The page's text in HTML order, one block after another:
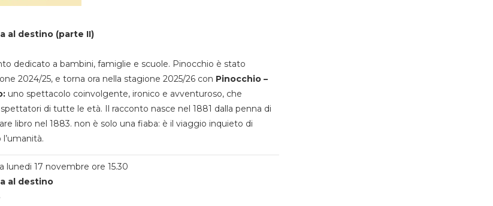
al destino (parte II)
dedicato a bambini, famiglie e scuole. Pinocchio è stato
2024/25, e torna ora nella stagione 2025/26 con Pinocchio –
uno spettacolo coinvolgente, ironico e avventuroso, che
di tutte le età. Il racconto nasce nel 1881 dalla penna di
libro nel 1883. non è solo una fiaba: è il viaggio inquieto di
lunedi 17 novembre ore 15.30
al destino